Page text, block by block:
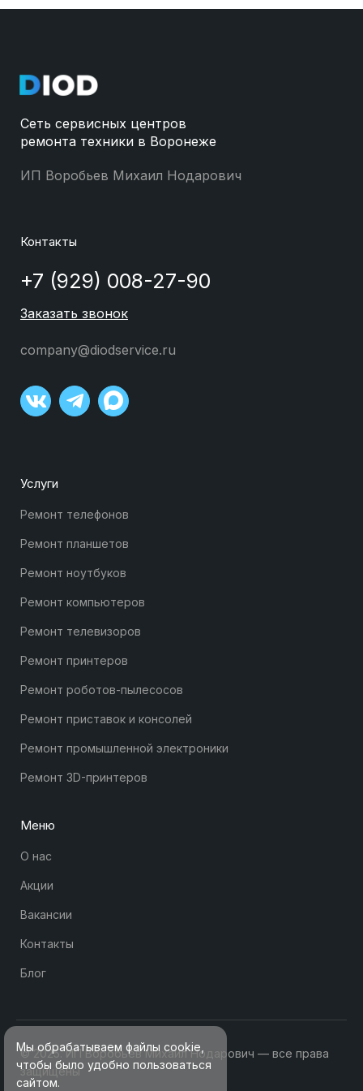
Сеть сервисных центров
ремонта техники в Воронеже
ИП Воробьев Михаил Нодарович
Контакты
+7 (929) 008-27-90
Заказать звонок
company@diodservice.ru
Услуги
Ремонт телефонов
Ремонт планшетов
Ремонт ноутбуков
Ремонт компьютеров
Ремонт телевизоров
Ремонт принтеров
Ремонт роботов-пылесосов
Ремонт приставок и консолей
Ремонт промышленной электроники
Ремонт 3D-принтеров
Меню
О нас
Акции
Вакансии
Контакты
Блог
© 2025. ИП Воробьев Михаил Нодарович — все права
защищены
Мы обрабатываем файлы cookie,
чтобы было удобно пользоваться
сайтом.